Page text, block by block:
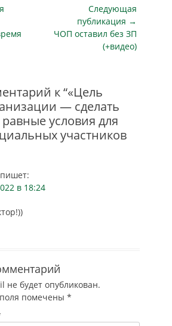
с
по
что
Следующая
публикация →
Следующая
ЧОП оставил без ЗП
(+видео)
к “«Цель
— сделать
условия для
участников
пишет:
в 18:24
не будет опубликован.
помечены *